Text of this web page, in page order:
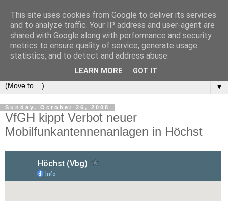
e-comm
Blog zum österreichischen und europäischen Recht der
elektronischen Kommunikationsnetze und -dienste
▼
Sunday, October 26, 2008
VfGH kippt Verbot neuer
Mobilfunkantennenanlagen in Höchst
This site uses cookies from Google to deliver its services
and to analyze traffic. Your IP address and user-agent are
shared with Google along with performance and security
metrics to ensure quality of service, generate usage
statistics, and to detect and address abuse.
LEARN MORE GOT IT